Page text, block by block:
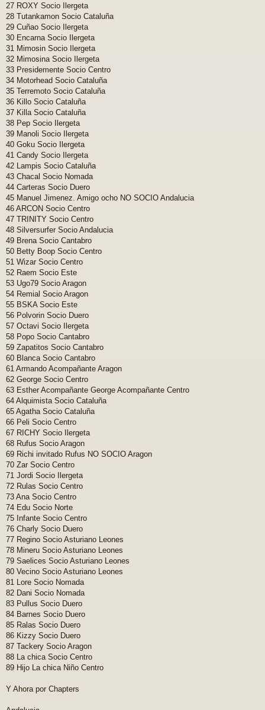
27 ROXY Socio Ilergeta
28 Tutankamon Socio Cataluña
29 Cuñao Socio Ilergeta
30 Encarna Socio Ilergeta
31 Mimosin Socio Ilergeta
32 Mimosina Socio Ilergeta
33 Presidemente Socio Centro
34 Motorhead Socio Cataluña
35 Terremoto Socio Cataluña
36 Killo Socio Cataluña
37 Killa Socio Cataluña
38 Pep Socio Ilergeta
39 Manoli Socio Ilergeta
40 Goku Socio Ilergeta
41 Candy Socio Ilergeta
42 Lampis Socio Cataluña
43 Chacal Socio Nomada
44 Carteras Socio Duero
45 Manuel Jimenez. Amigo ocho NO SOCIO Andalucia
46 ARCON Socio Centro
47 TRINITY Socio Centro
48 Silversurfer Socio Andalucia
49 Brena Socio Cantabro
50 Betty Boop Socio Centro
51 Wizar Socio Centro
52 Raem Socio Este
53 Ugo79 Socio Aragon
54 Remial Socio Aragon
55 BSKA Socio Este
56 Polvorin Socio Duero
57 Octavi Socio Ilergeta
58 Popo Socio Cantabro
59 Zapatitos Socio Cantabro
60 Blanca Socio Cantabro
61 Armando Acompañante Aragon
62 George Socio Centro
63 Esther Acompañante George Acompañante Centro
64 Alquimista Socio Cataluña
65 Agatha Socio Cataluña
66 Peli Socio Centro
67 RICHY Socio Ilergeta
68 Rufus Socio Aragon
69 Richi invitado Rufus NO SOCIO Aragon
70 Zar Socio Centro
71 Jordi Socio Ilergeta
72 Rulas Socio Centro
73 Ana Socio Centro
74 Edu Socio Norte
75 Infante Socio Centro
76 Charly Socio Duero
77 Regino Socio Asturiano Leones
78 Mineru Socio Asturiano Leones
79 Saelices Socio Asturiano Leones
80 Vecino Socio Asturiano Leones
81 Lore Socio Nomada
82 Dani Socio Nomada
83 Pullus Socio Duero
84 Barnes Socio Duero
85 Ralas Socio Duero
86 Kizzy Socio Duero
87 Tackery Socio Aragon
88 La chica Socio Centro
89 Hijo La chica Niño Centro
Y Ahora por Chapters